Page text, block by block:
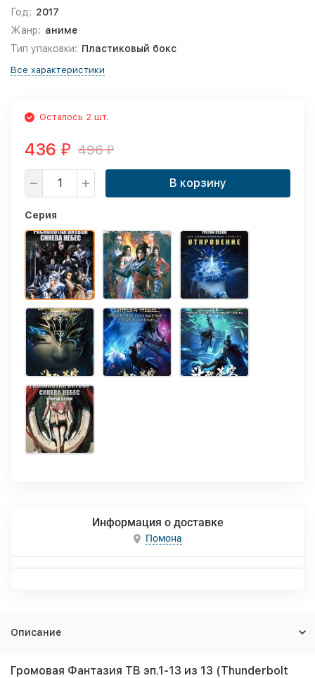
Год: 2017
Жанр: аниме
Тип упаковки: Пластиковый бокс
Все характеристики
Осталось 2 шт.
436 ₽ 496₽
В корзину
Серия
Информация о доставке
Помона
Описание
Громовая Фантазия ТВ эп.1-13 из 13 (Thunderbolt